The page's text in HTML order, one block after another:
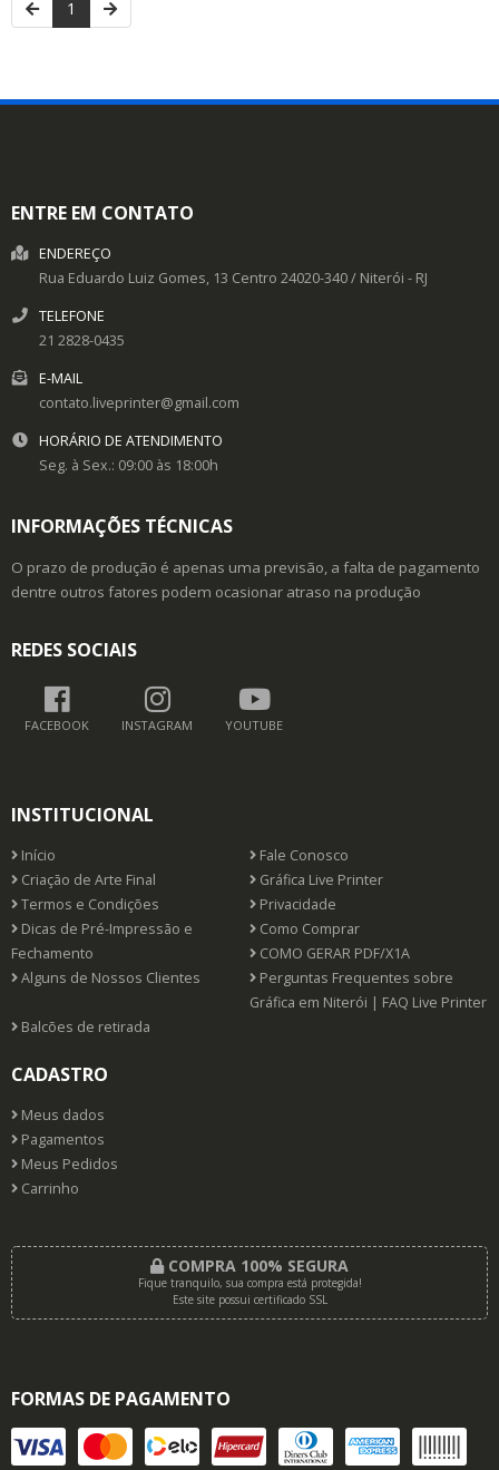
1
ENTRE EM CONTATO
ENDEREÇO
Rua Eduardo Luiz Gomes, 13 Centro 24020-340/ Niterói - RJ
TELEFONE
21 2828-0435
E-MAIL
contato.liveprinter@gmail.com
HORÁRIO DE ATENDIMENTO
Seg. à Sex.: 09:00 às 18:00h
INFORMAÇÕES TÉCNICAS
O prazo de produção é apenas uma previsão, a falta de pagamento
dentre outros fatores podem ocasionar atraso na produção
REDES SOCIAIS
FACEBOOK INSTAGRAM YOUTUBE
INSTITUCIONAL
Início
Fale Conosco
Criação de Arte Final
Gráfica Live Printer
Termos e Condições
Privacidade
Dicas de Pré-Impressão e
Fechamento
Como Comprar
COMO GERAR PDF/X1A
Alguns de Nossos Clientes
Perguntas Frequentes sobre
Gráfica em Niterói | FAQ Live Printer
Balcões de retirada
CADASTRO
Meus dados
Pagamentos
Meus Pedidos
Carrinho
COMPRA 100% SEGURA
Fique tranquilo, sua compra está protegida!
Este site possui certificado SSL
FORMAS DE PAGAMENTO